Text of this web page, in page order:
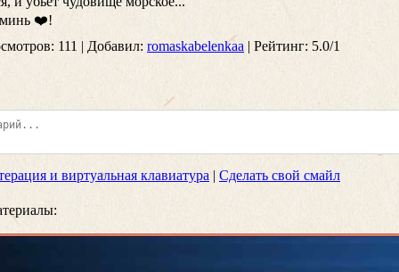
❤️!
: 111 | Добавил: romaskabelenkaa | Рейтинг: 5.0/1
и виртуальная клавиатура | Сделать свой смайл